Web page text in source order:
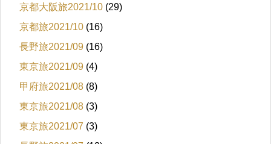
京都大阪旅2021/10 (29)
京都旅2021/10 (16)
長野旅2021/09 (16)
東京旅2021/09 (4)
甲府旅2021/08 (8)
東京旅2021/08 (3)
東京旅2021/07 (3)